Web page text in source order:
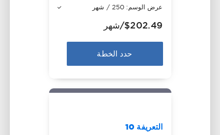
عرض الوسم: 250 / شهر
$202.49/شهر
حدد الخطة
التعريفة 10